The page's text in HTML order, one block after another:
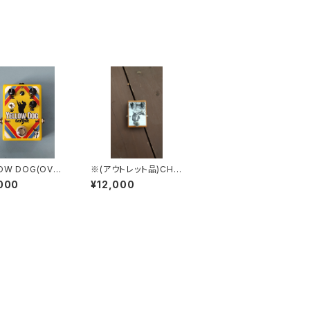
DOG(OVER
※(アウトレット品)CHO
CO DUCHS(DISTOR
TION)
¥12,000